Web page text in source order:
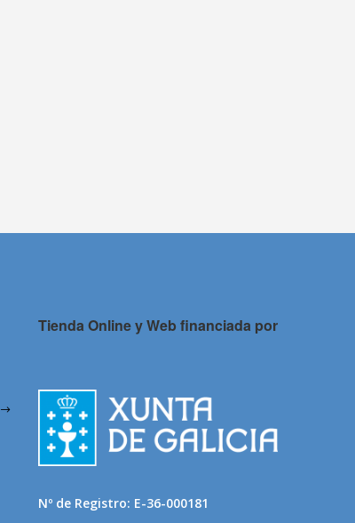
Tienda Online y Web financiada por
Nº de Registro: E-36-000181